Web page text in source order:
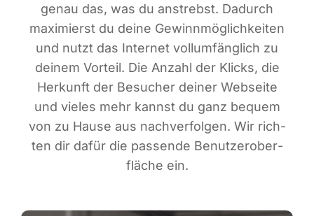
genau das, was du anstrebst. Dadurch
maxi­mierst du dei­ne Gewinn­mög­lich­kei­ten
und nutzt das Inter­net voll­um­fäng­lich zu
dei­nem Vor­teil. Die Anzahl der Klicks, die
Her­kunft der Besu­cher dei­ner Web­sei­te
und vie­les mehr kannst du ganz bequem
von zu Hau­se aus nach­ver­fol­gen. Wir rich­
ten dir dafür die pas­sen­de Benut­zer­ober­
flä­che ein.